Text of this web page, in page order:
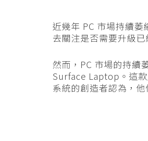
近幾年 PC 市場持續
去關注是否需要升級
然而，PC 市場的持續
Surface Laptop。這
系統的創造者認為，